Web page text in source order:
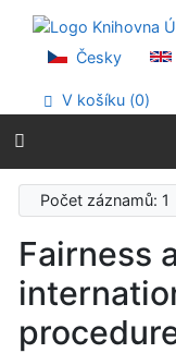
Přejít na menu
Prohlášení o
Česky
V košíku (0)
Počet záznamů: 1
Fairness